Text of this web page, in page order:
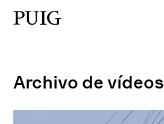
Archivo de vídeos